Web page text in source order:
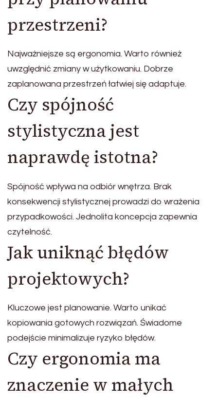
przestrzeni?
Najważniejsze są ergonomia. Warto również
uwzględnić zmiany w użytkowaniu. Dobrze
zaplanowana przestrzeń łatwiej się adaptuje.
Czy spójność
stylistyczna jest
naprawdę istotna?
Spójność wpływa na odbiór wnętrza. Brak
konsekwencji stylistycznej prowadzi do wrażenia
przypadkowości. Jednolita koncepcja zapewnia
czytelność.
Jak uniknąć błędów
projektowych?
Kluczowe jest planowanie. Warto unikać
kopiowania gotowych rozwiązań. Świadome
podejście minimalizuje ryzyko błędów.
Czy ergonomia ma
znaczenie w małych